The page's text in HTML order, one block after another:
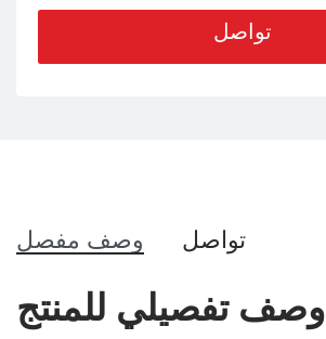
تواصل
وصف مفصل تواصل
وصف تفصيلي للمنتج